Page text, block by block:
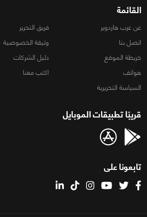
القائمة
عن عرب هاردوير
فريق التحرير
اتصل بنا
وثيقة الخصوصية
خريطة الموقع
دليل الشركات
هواتف
اكتب معنا
السياسة التحريرية
قريبًا تطبيقات الموبايل
تابعونا على